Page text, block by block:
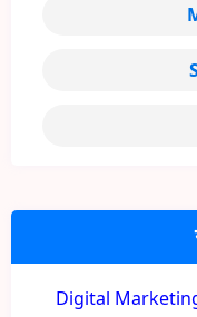
Digital